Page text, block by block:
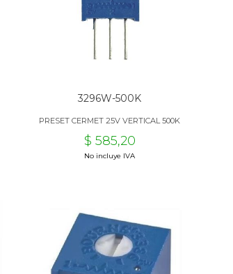
3296W-500K
PRESET CERMET 25V VERTICAL 500K
$ 585,20
No incluye IVA